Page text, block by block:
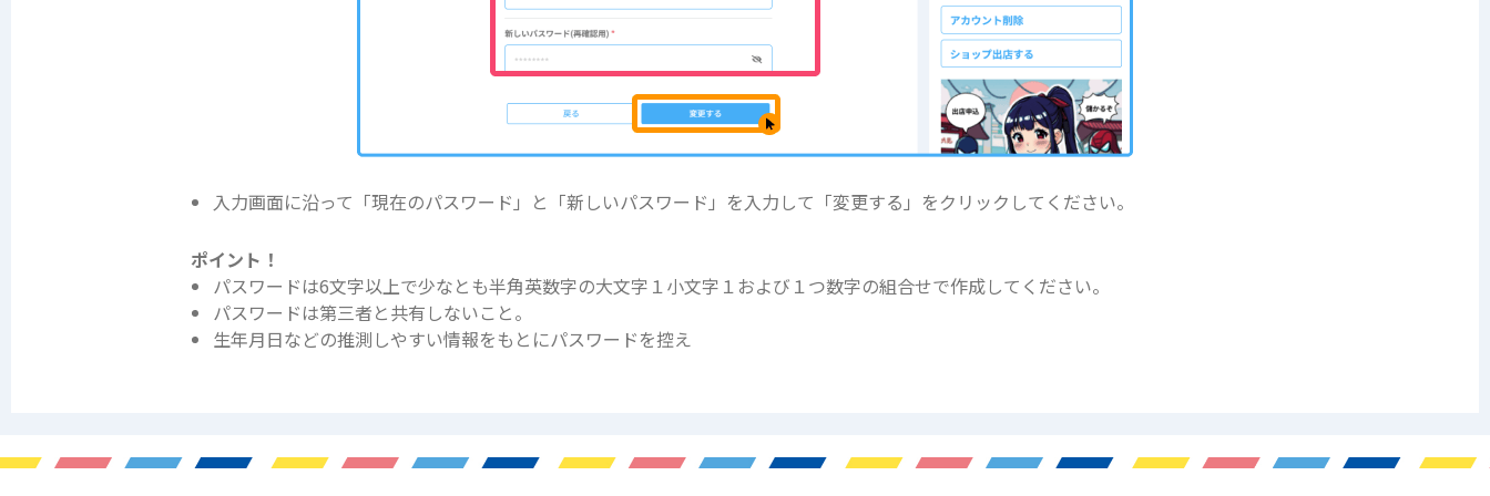
入力画面に沿って「現在のパスワード」と「新しいパスワード」を入力して「変更する」をクリックしてください。
ポイント！
パスワードは6文字以上で少なとも半角英数字の大文字１小文字１および１つ数字の組合せで作成してください。
パスワードは第三者と共有しないこと。
生年月日などの推測しやすい情報をもとにパスワードを控え